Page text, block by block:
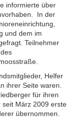
informierte über
In der
und dem im
Teilnehmer
Helfer
ihrer Seite waren.
für ihren
März 2009 erste
übernommen.